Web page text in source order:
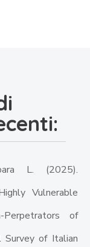
L. (2025).
Vulnerable
Perpetrators of
Survey of Italian